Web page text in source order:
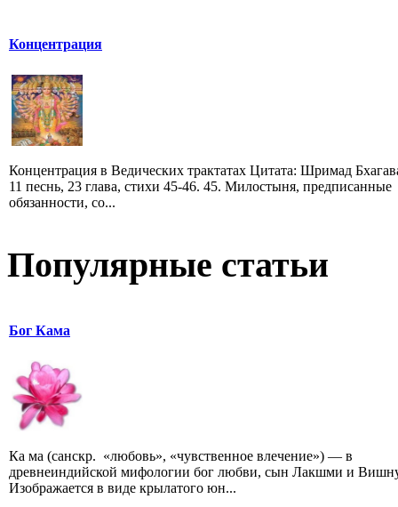
Концентрация
Концентрация в Ведических трактатах Цитата: Шримад
11 песнь, 23 глава, стихи 45-46. 45. Милостыня, предписанные
обязанности, со...
Популярные статьи
Бог Кама
Ка ма (санскр. «любовь», «чувственное влечение») — в
древнеиндийской мифологии бог любви, сын Лакшми и
Изображается в виде крылатого юн...